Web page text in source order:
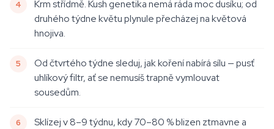
Krm střídmě. Kush genetika nemá ráda moc dusíku; od
druhého týdne květu plynule přecházej na květová
hnojiva.
Od čtvrtého týdne sleduj, jak koření nabírá sílu — pusť
uhlíkový filtr, ať se nemusíš trapně vymlouvat
sousedům.
Sklízej v 8–9 týdnu, kdy 70–80 % blizen ztmavne a